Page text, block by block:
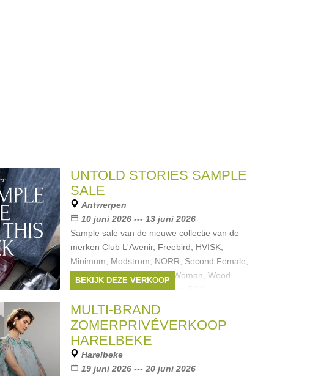
UNTOLD STORIES SAMPLE
SALE
Antwerpen
10 juni 2026 --- 13 juni 2026
Sample sale van de nieuwe collectie van de
merken Club L'Avenir, Freebird, HVISK,
Minimum, Modstrom, NORR, Second Female,
Simple, Thinking Mu, &Co Woman, Wood
Wood, Alohas, Another-Label, BOII
Merken:Minimum,
WoodWood,freebird, ...
BEKIJK DEZE VERKOOP
MULTI-BRAND
ZOMERPRIVÉVERKOOP
HARELBEKE
Harelbeke
19 juni 2026 --- 20 juni 2026